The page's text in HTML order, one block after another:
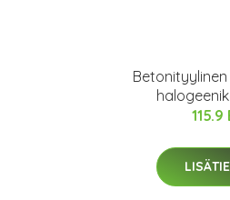
Betonityylinen
115.9